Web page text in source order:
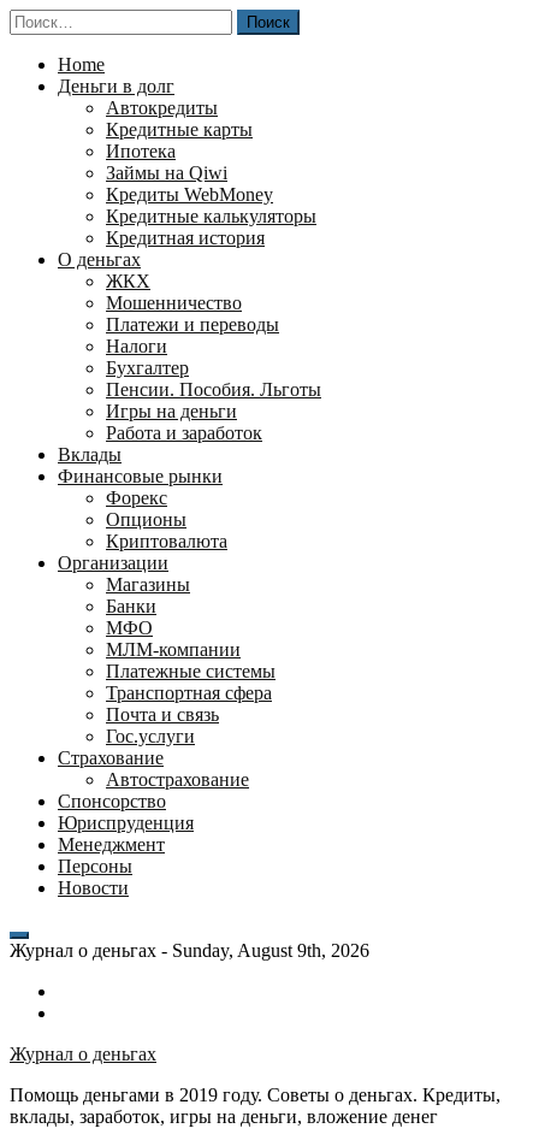
Перейти
к
содержимому
Найти:
Home
Деньги в долг
Автокредиты
Кредитные карты
Ипотека
Займы на Qiwi
Кредиты WebMoney
Кредитные калькуляторы
Кредитная история
О деньгах
ЖКХ
Мошенничество
Платежи и переводы
Налоги
Бухгалтер
Пенсии. Пособия. Льготы
Игры на деньги
Работа и заработок
Вклады
Финансовые рынки
Форекс
Опционы
Криптовалюта
Организации
Магазины
Банки
МФО
МЛМ-компании
Платежные системы
Транспортная сфера
Почта и связь
Гос.услуги
Страхование
Автострахование
Спонсорство
Юриспруденция
Менеджмент
Персоны
Новости
Журнал о деньгах - Sunday, August 9th, 2026
банка
24
для
взять
WebMoney?
Журнал о деньгах
Помощь деньгами в 2019 году. Советы о деньгах. Кредиты,
вклады, заработок, игры на деньги, вложение денег